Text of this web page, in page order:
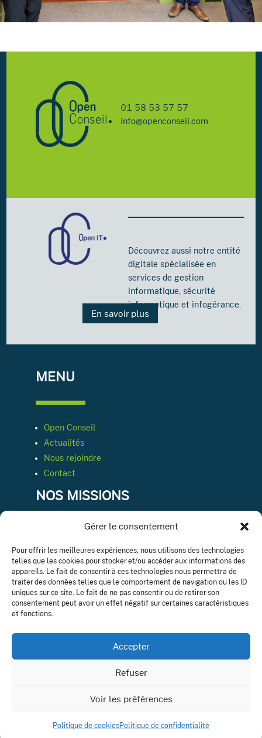
Gérer le consentement
Pour offrir les meilleures expériences, nous utilisons des technologies
telles que les cookies pour stocker et/ou accéder aux informations des
appareils. Le fait de consentir à ces technologies nous permettra de
traiter des données telles que le comportement de navigation ou les ID
uniques sur ce site. Le fait de ne pas consentir ou de retirer son
consentement peut avoir un effet négatif sur certaines caractéristiques
et fonctions.
Accepter
Refuser
Voir les préférences
Politique de cookiesPolitique de confidentialité
01 58 53 57 57
info@openconseil.com
Découvrez aussi notre entité
digitale spécialisée en
services de gestion
informatique, sécurité
informatique et infogérance.
En savoir plus
MENU
Open Conseil
Actualités
Nous rejoindre
Contact
NOS MISSIONS
Conseil & expertise comptable
Ressources humaines
Département juridique
Audit légale ou contractuelle
Gestion de patrimoine
NOUS SUIVRE
© Copyright ClicOnWeb 2023 – Mentions légales–